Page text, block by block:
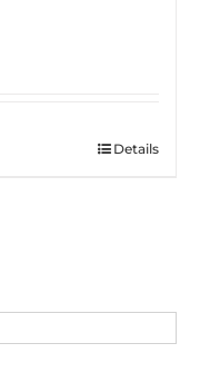
Details